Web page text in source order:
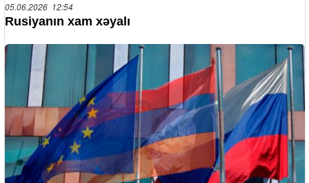
05.06.2026 12:54
Rusiyanın xam xəyalı